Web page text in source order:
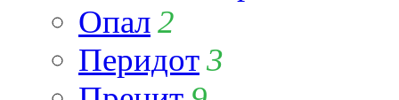
Опал2
Перидот3